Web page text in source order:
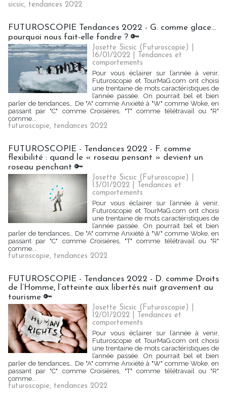
sicsic, tendances 2022
FUTUROSCOPIE Tendances 2022 - G. comme glace…
pourquoi nous fait-elle fondre ? 🔑
Josette Sicsic (Futuroscopie)
16/01/2022
Tendances et
comportements
Pour vous éclairer sur l’année à venir,
Futuroscopie et TourMaG.com ont choisi
une trentaine de mots caractéristiques de
l’année passée. On pourrait bel et bien
parler de tendances… De "A" comme Anxiété à "W" comme Woke, en
passant par "C" comme Croisières, "T" comme télétravail ou "R"
comme...
futuroscopie, tendances 2022
FUTUROSCOPIE - Tendances 2022 - F. comme
flexibilité : quand le « roseau pensant » devient un
roseau penchant 🔑
Josette Sicsic (Futuroscopie)
13/01/2022
Tendances et
comportements
Pour vous éclairer sur l’année à venir,
Futuroscopie et TourMaG.com ont choisi
une trentaine de mots caractéristiques de
l’année passée. On pourrait bel et bien
parler de tendances… De "A" comme Anxiété à "W" comme Woke, en
passant par "C" comme Croisières, "T" comme télétravail ou "R"
comme...
futuroscopie, tendances 2022
FUTUROSCOPIE - Tendances 2022 - D. comme Droits
de l’Homme, l’atteinte aux libertés nuit gravement au
tourisme 🔑
Josette Sicsic (Futuroscopie)
12/01/2022
Tendances et
comportements
Pour vous éclairer sur l’année à venir,
Futuroscopie et TourMaG.com ont choisi
une trentaine de mots caractéristiques de
l’année passée. On pourrait bel et bien
parler de tendances… De "A" comme Anxiété à "W" comme Woke, en
passant par "C" comme Croisières, "T" comme télétravail ou "R"
comme...
futuroscopie, tendances 2022